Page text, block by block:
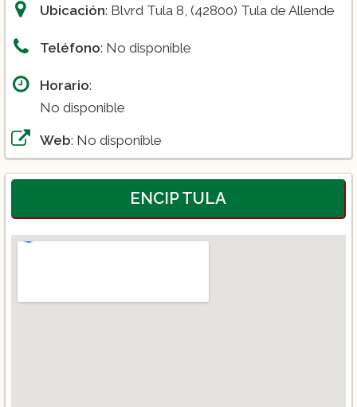
Ubicación: Blvrd Tula 8, (42800) Tula de Allende
Teléfono: No disponible
Horario:
No disponible
Web: No disponible
ENCIP TULA